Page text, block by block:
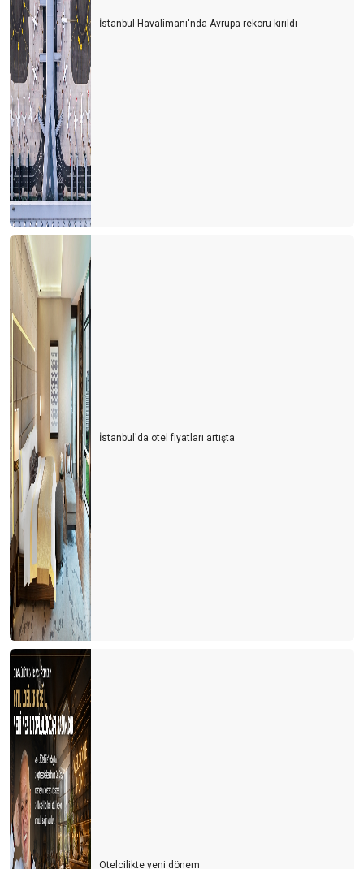
İstanbul Havalimanı'nda Avrupa rekoru kırıldı
İstanbul'da otel fiyatları artışta
Otelcilikte yeni dönem